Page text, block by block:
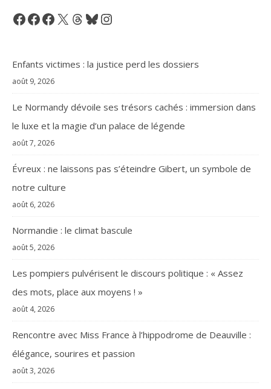
Facebook
Facebook
Facebook
X Threads
BlueskyInstagram
Enfants victimes : la justice perd les dossiers
août 9, 2026
Le Normandy dévoile ses trésors cachés : immersion dans
le luxe et la magie d’un palace de légende
août 7, 2026
Évreux : ne laissons pas s’éteindre Gibert, un symbole de
notre culture
août 6, 2026
Normandie : le climat bascule
août 5, 2026
Les pompiers pulvérisent le discours politique : « Assez
des mots, place aux moyens ! »
août 4, 2026
Rencontre avec Miss France à l’hippodrome de Deauville :
élégance, sourires et passion
août 3, 2026